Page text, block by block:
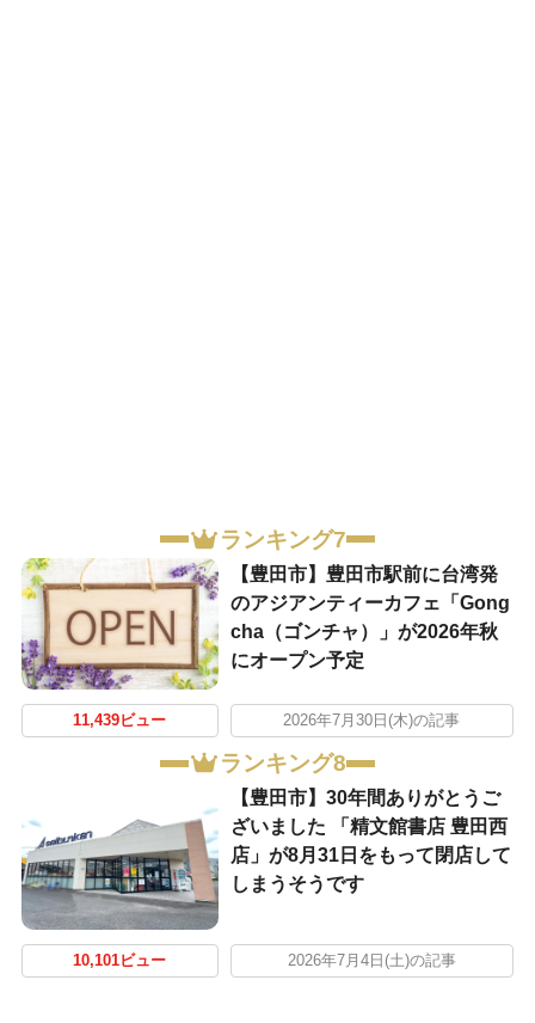
ランキング7
【豊田市】豊田市駅前に台湾発
のアジアンティーカフェ「Gong
cha（ゴンチャ）」が2026年秋
にオープン予定
11,439ビュー 2026年7月30日(木)の記事
ランキング8
【豊田市】30年間ありがとうご
ざいました 「精文館書店 豊田西
店」が8月31日をもって閉店して
しまうそうです
10,101ビュー 2026年7月4日(土)の記事